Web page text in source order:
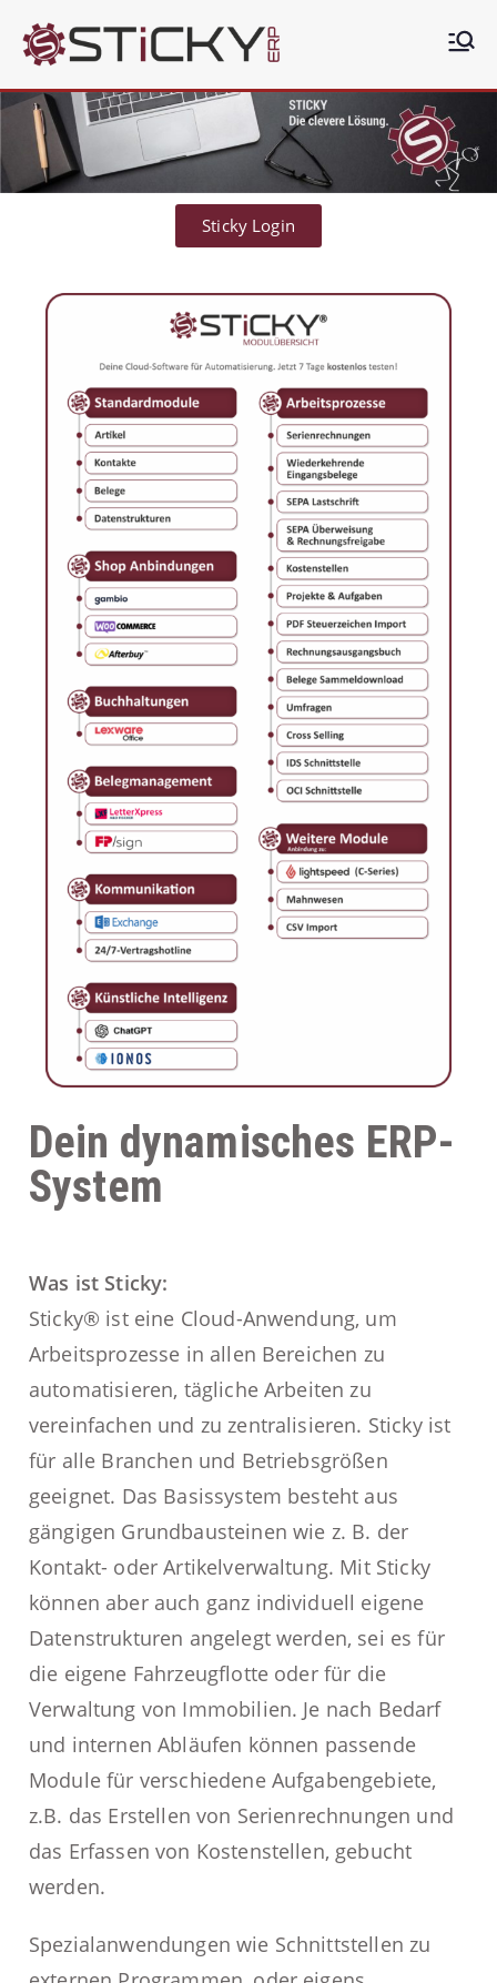
ERP
Die clevere ERP Lösung
Sticky Login
Dein dynamisches ERP-
System
Was ist Sticky:
Sticky® ist eine Cloud-Anwendung, um
Arbeitsprozesse in allen Bereichen zu
automatisieren, tägliche Arbeiten zu
vereinfachen und zu zentralisieren. Sticky ist
für alle Branchen und Betriebsgrößen
geeignet. Das Basissystem besteht aus
gängigen Grundbausteinen wie z. B. der
Kontakt- oder Artikelverwaltung. Mit Sticky
können aber auch ganz individuell eigene
Datenstrukturen angelegt werden, sei es für
die eigene Fahrzeugflotte oder für die
Verwaltung von Immobilien. Je nach Bedarf
und internen Abläufen können passende
Module für verschiedene Aufgabengebiete,
z.B. das Erstellen von Serienrechnungen und
das Erfassen von Kostenstellen, gebucht
werden.
Spezialanwendungen wie Schnittstellen zu